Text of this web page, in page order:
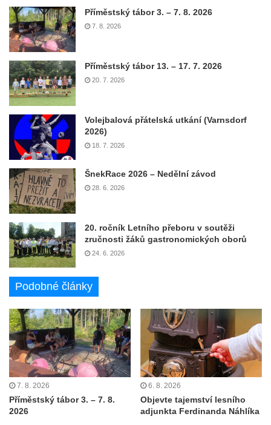
Příměstský tábor 3. – 7. 8. 2026
7. 8. 2026
Příměstský tábor 13. – 17. 7. 2026
20. 7. 2026
Volejbalová přátelská utkání (Varnsdorf
2026)
18. 7. 2026
ŠnekRace 2026 – Nedělní závod
28. 6. 2026
20. ročník Letního přeboru v soutěži
zručnosti žáků gastronomických oborů
24. 6. 2026
Podobné články
7. 8. 2026
Příměstský tábor 3. – 7. 8.
2026
6. 8. 2026
Objevte tajemství lesního
adjunkta Ferdinanda Náhlíka